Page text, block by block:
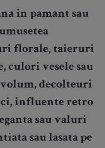
in pamant sau
florale, taieruri
culori vesele sau
volum, decolteuri
influente retro
sau valuri
sau lasata pe